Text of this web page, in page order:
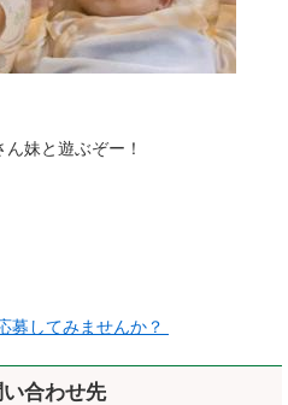
妹と遊ぶぞー！
募してみませんか？
合わせ先